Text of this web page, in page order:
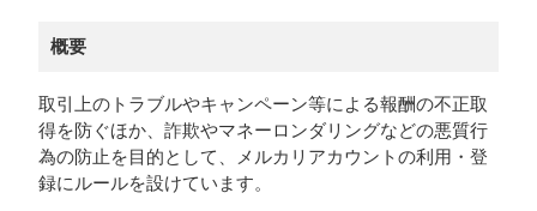
概要
取引上のトラブルやキャンペーン等による報酬の不正取
得を防ぐほか、詐欺やマネーロンダリングなどの悪質行
為の防止を目的として、メルカリアカウントの利用・登
録にルールを設けています。